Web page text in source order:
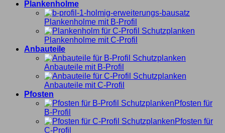
Plankenholme
Plankenholme mit B-Profil
Plankenholme mit C-Profil
Anbauteile
Anbauteile mit B-Profil
Anbauteile mit C-Profil
Pfosten
Pfosten für
B-Profil
Pfosten für
C-Profil